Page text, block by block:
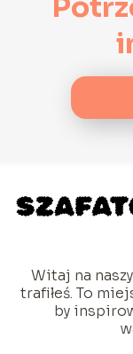
Witaj na
trafiłeś. To
by